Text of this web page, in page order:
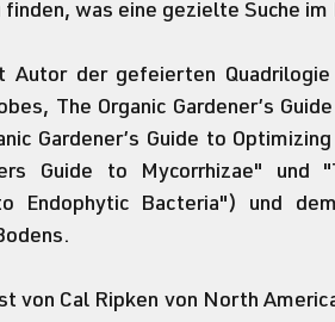
finden, was eine gezielte Suche im
The Organic Gardener’s
Gardener’s Guide to
Guide to Mycorrhizae" und
Endophytic Bacteria") und
von Cal Ripken von North